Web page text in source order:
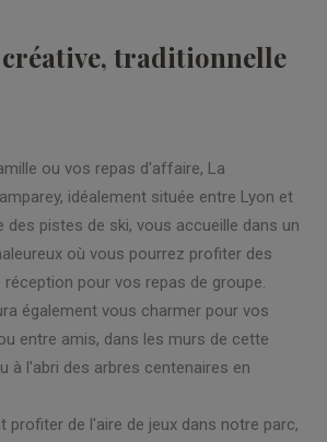
créative, traditionnelle
ou vos repas d'affaire, La
idéalement située entre Lyon et
des pistes de ski, vous accueille dans un
où vous pourrez profiter des
pour vos repas de groupe.
également vous charmer pour vos
entre amis, dans les murs de cette
à l'abri des arbres centenaires en
profiter de l'aire de jeux dans notre parc,